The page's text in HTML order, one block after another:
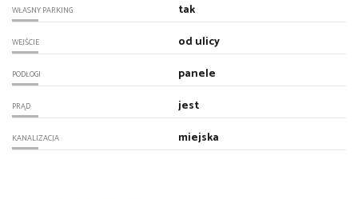
WŁASNY PARKING tak
WEJŚCIE od ulicy
PODŁOGI panele
PRĄD jest
KANALIZACJA miejska